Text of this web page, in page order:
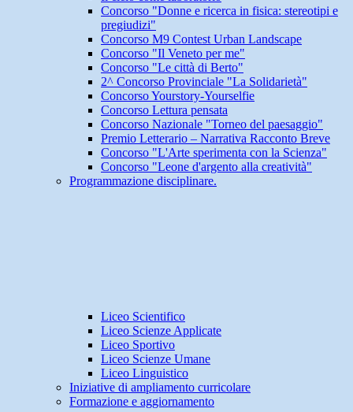
Concorso "Donne e ricerca in fisica: stereotipi e
pregiudizi"
Concorso M9 Contest Urban Landscape
Concorso "Il Veneto per me"
Concorso "Le città di Berto"
2^ Concorso Provinciale "La Solidarietà"
Concorso Yourstory-Yourselfie
Concorso Lettura pensata
Concorso Nazionale "Torneo del paesaggio"
Premio Letterario – Narrativa Racconto Breve
Concorso "L'Arte sperimenta con la Scienza"
Concorso "Leone d'argento alla creatività"
Programmazione disciplinare.
Liceo Scientifico
Liceo Scienze Applicate
Liceo Sportivo
Liceo Scienze Umane
Liceo Linguistico
Iniziative di ampliamento curricolare
Formazione e aggiornamento